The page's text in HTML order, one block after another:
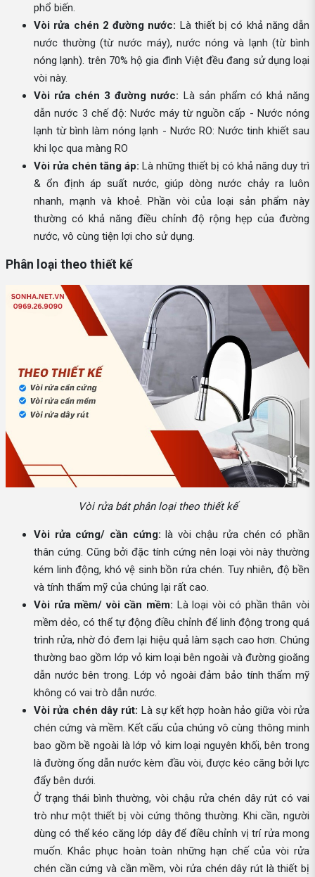
phổ biến.
Vòi rửa chén 2 đường nước: Là thiết bị có khả năng dẫn
nước thường (từ nước máy), nước nóng và lạnh (từ bình
nóng lạnh). trên 70% hộ gia đình Việt đều đang sử dụng loại
vòi này.
Vòi rửa chén 3 đường nước: Là sản phẩm có khả năng
dẫn nước 3 chế độ: Nước máy từ nguồn cấp - Nước nóng
lạnh từ bình làm nóng lạnh - Nước RO: Nước tinh khiết sau
khi lọc qua màng RO
Vòi rửa chén tăng áp: Là những thiết bị có khả năng duy trì
& ổn định áp suất nước, giúp dòng nước chảy ra luôn
nhanh, mạnh và khoẻ. Phần vòi của loại sản phẩm này
thường có khả năng điều chỉnh độ rộng hẹp của đường
nước, vô cùng tiện lợi cho sử dụng.
Phân loại theo thiết kế
Vòi rửa bát phân loại theo thiết kế
Vòi rửa cứng/ cần cứng: là vòi chậu rửa chén có phần
thân cứng. Cũng bởi đặc tính cứng nên loại vòi này thường
kém linh động, khó vệ sinh bồn rửa chén. Tuy nhiên, độ bền
và tính thẩm mỹ của chúng lại rất cao.
Vòi rửa mềm/ vòi cần mềm: Là loại vòi có phần thân vòi
mềm dẻo, có thể tự động điều chỉnh để linh động trong quá
trình rửa, nhờ đó đem lại hiệu quả làm sạch cao hơn. Chúng
thường bao gồm lớp vỏ kim loại bên ngoài và đường gioăng
dẫn nước bên trong. Lớp vỏ ngoài đảm bảo tính thẩm mỹ
không có vai trò dẫn nước.
Vòi rửa chén dây rút: Là sự kết hợp hoàn hảo giữa vòi rửa
chén cứng và mềm. Kết cấu của chúng vô cùng thông minh
bao gồm bề ngoài là lớp vỏ kim loại nguyên khối, bên trong
là đường ống dẫn nước kèm đầu vòi, được kéo căng bởi lực
đẩy bên dưới.
Ở trạng thái bình thường, vòi chậu rửa chén dây rút có vai
trò như một thiết bị vòi cứng thông thường. Khi cần, người
dùng có thể kéo căng lớp dây để điều chỉnh vị trí rửa mong
muốn. Khắc phục hoàn toàn những hạn chế của vòi rửa
chén cần cứng và cần mềm, vòi rửa chén dây rút là thiết bị